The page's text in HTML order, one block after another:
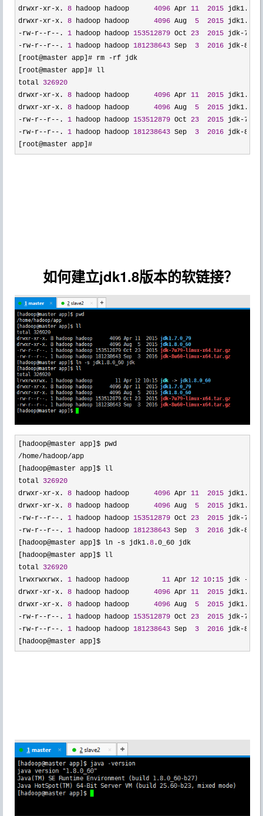
drwxr-xr-x. 8 hadoop hadoop 4096 Apr 11 2015 jdk1.
drwxr-xr-x. 8 hadoop hadoop 4096 Aug 5 2015 jdk1.
-rw-r--r--. 1 hadoop hadoop 153512879 Oct 23 2015 jdk-
-rw-r--r--. 1 hadoop hadoop 181238643 Sep 3 2016 jdk-
[root@master app]# rm
-rf jdk
[root@master app]# ll
total 326920
drwxr-xr-x. 8 hadoop hadoop 4096 Apr 11 2015 jdk1.
drwxr-xr-x. 8 hadoop hadoop 4096 Aug 5 2015 jdk1.
-rw-r--r--. 1 hadoop hadoop 153512879 Oct 23 2015 jdk-
-rw-r--r--. 1 hadoop hadoop 181238643 Sep 3 2016 jdk-
[root@master app]#
如何建立jdk1.8版本的软链接？
/home/hadoop/app
[hadoop@master app]$ ll
total 326920
drwxr-xr-x. 8 hadoop hadoop 4096 Apr 11 2015 jdk1.
drwxr-xr-x. 8 hadoop hadoop 4096 Aug 5 2015 jdk1.
-rw-r--r--. 1 hadoop hadoop 153512879 Oct 23 2015 jdk-
-rw-r--r--. 1 hadoop hadoop 181238643 Sep 3 2016 jdk-
[hadoop@master app]$ ln
-s jdk1.8 .0_60 jdk
[hadoop@master app]$ ll
total 326920
lrwxrwxrwx. 1 hadoop hadoop 11 Apr 12 10 :15 jdk ->
drwxr-xr-x. 8 hadoop hadoop 4096 Apr 11 2015 jdk1.
drwxr-xr-x. 8 hadoop hadoop 4096 Aug 5 2015 jdk1.
-rw-r--r--. 1 hadoop hadoop 153512879 Oct 23 2015 jdk-
-rw-r--r--. 1 hadoop hadoop 181238643 Sep 3 2016 jdk-
[hadoop@master app]$